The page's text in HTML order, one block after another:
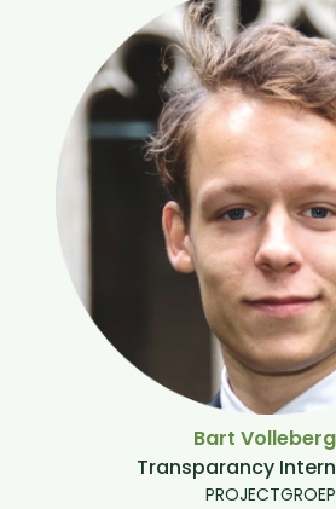
Bart
Transparancy
PROJECTGROEP